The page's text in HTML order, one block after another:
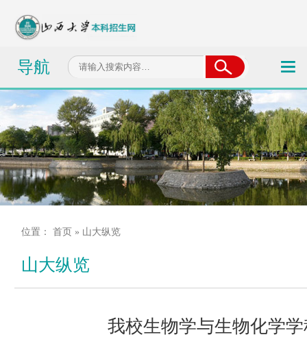
导航
山大纵览
位置： 首页 » 山大纵览
我校生物学与生物化学